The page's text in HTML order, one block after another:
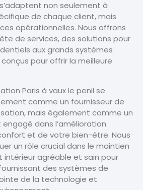
non seulement à
de chaque client, mais
opérationnelles. Nous offrons
de services, des solutions pour
aux grands systèmes
pour offrir la meilleure
Paris à vaux le penil se
comme un fournisseur de
mais également comme un
dans l’amélioration
et de votre bien-être. Nous
un rôle crucial dans le maintien
intérieur agréable et sain pour
des systèmes de
de la technologie et